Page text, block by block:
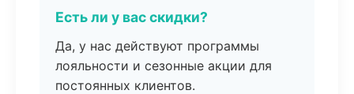
Есть ли у вас скидки?
Да, у нас действуют программы
лояльности и сезонные акции для
постоянных клиентов.